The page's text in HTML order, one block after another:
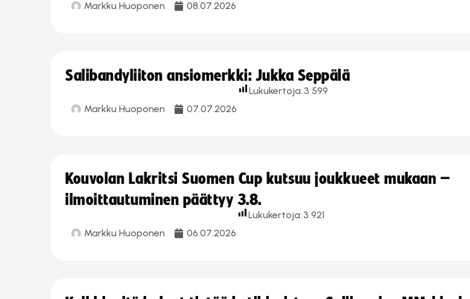
Markku Huoponen 08.07.2026
Salibandyliiton ansiomerkki: Jukka Seppälä
Markku Huoponen 07.07.2026
Lukukertoja: 3 599
Kouvolan Lakritsi Suomen Cup kutsuu joukkueet mukaan –
ilmoittautuminen päättyy 3.8.
Markku Huoponen 06.07.2026
Lukukertoja: 3 921